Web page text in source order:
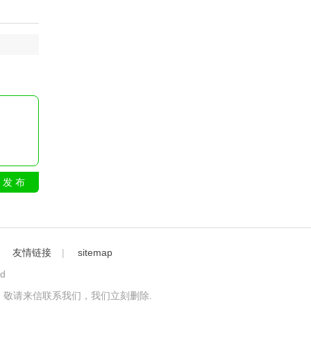
发 布
友情链接 |
sitemap
请来信联系我们，我们立刻删除.